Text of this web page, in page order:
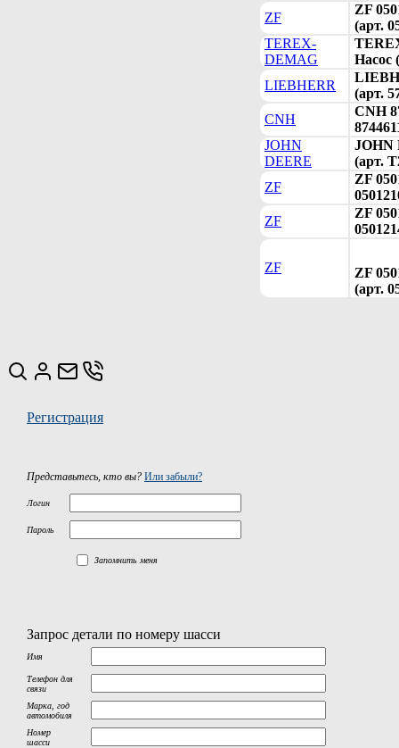
ZF
ZF
(арт.
TEREX-
DEMAG
Насос
LIEBHERR
(арт.
CNH
CNH
JOHN
DEERE
JOHN
(арт.
ZF
ZF
ZF
ZF
ZF
ZF
(арт.
Регистрация
Представьтесь, кто вы? Или забыли?
Логин
Пароль
Запомнить меня
Запрос детали по номеру шасси
Имя
Телефон для
связи
Марка, год
автомобиля
Номер
шасси